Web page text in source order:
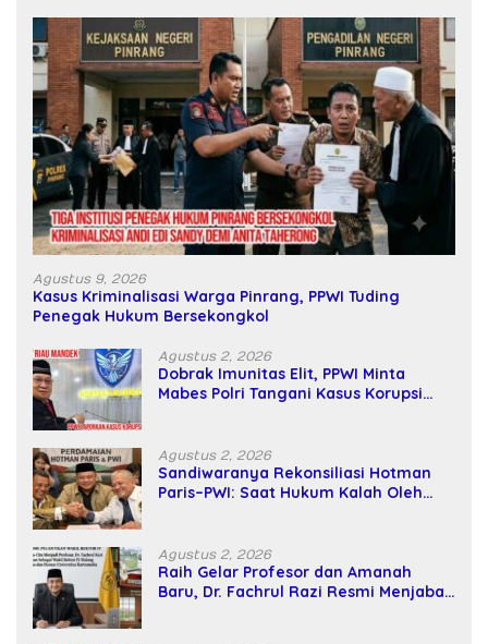
Agustus 9, 2026
Kasus Kriminalisasi Warga Pinrang, PPWI Tuding
Penegak Hukum Bersekongkol
Agustus 2, 2026
Dobrak Imunitas Elit, PPWI Minta
Mabes Polri Tangani Kasus Korupsi
Agustus 2, 2026
Sandiwaranya Rekonsiliasi Hotman
Paris–PWI: Saat Hukum Kalah Oleh
Agustus 2, 2026
Raih Gelar Profesor dan Amanah
Baru, Dr. Fachrul Razi Resmi Menjabat